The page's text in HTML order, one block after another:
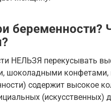
беременности?
НЕЛЬЗЯ перекусывать
шоколадными конфетами,
содержит высокое